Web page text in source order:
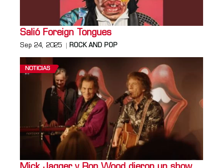
Salió Foreign Tongues
Sep 24, 2025 ROCK AND POP
NOTICIAS